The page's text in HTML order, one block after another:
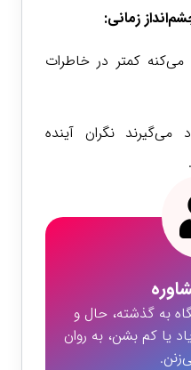
زمانی:
کمتر در خاطرات
می‌گیرند نگران آینده
به گذشته، حال و
یا کم بشن، به روان